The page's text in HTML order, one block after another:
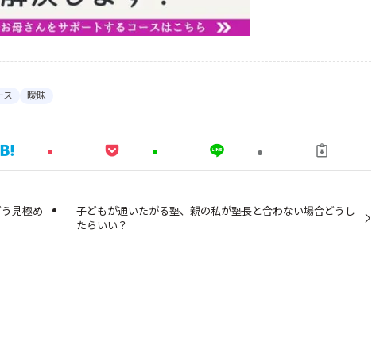
曖昧
見極め
子どもが通いたがる塾、親の私が塾長と合わない場合どうし
たらいい？